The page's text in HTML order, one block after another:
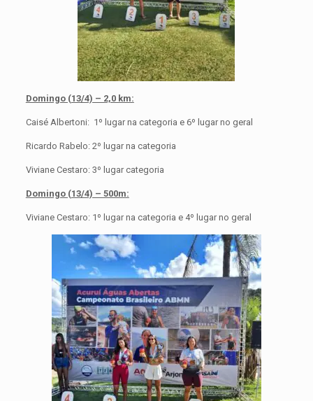
Domingo (13/4) – 2,0 km:
Caisé Albertoni: 1º lugar na categoria e 6º lugar no geral
Ricardo Rabelo: 2º lugar na categoria
Viviane Cestaro: 3º lugar categoria
Domingo (13/4) – 500m:
Viviane Cestaro: 1º lugar na categoria e 4º lugar no geral